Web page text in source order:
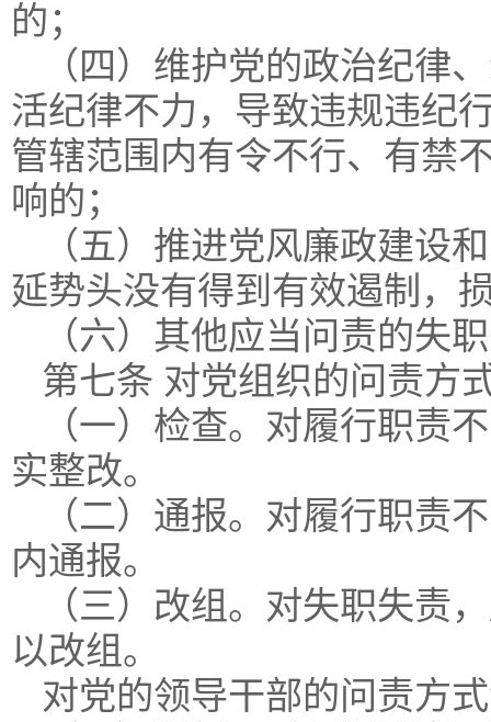
的；
（四）维护党的政治纪律
活纪律不力，导致违规违纪
管辖范围内有令不行、有禁
响的；
（五）推进党风廉政建设
延势头没有得到有效遏制，
（六）其他应当问责的失
第七条 对党组织的问责方
（一）检查。对履行职责
实整改。
（二）通报。对履行职责
内通报。
（三）改组。对失职失责
以改组。
对党的领导干部的问责方